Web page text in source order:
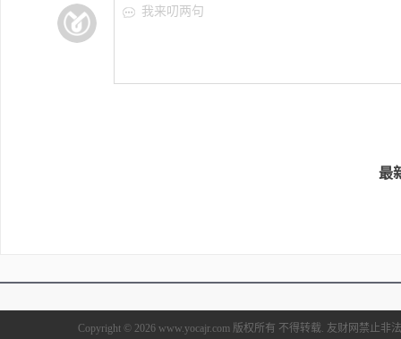
我来叨两句
最
Copyright © 2026 www.yocajr.com 版权所有 不得转载. 友财网禁止非